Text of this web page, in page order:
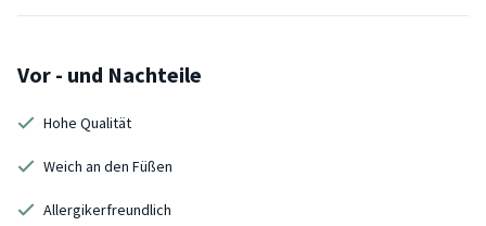
Vor - und Nachteile
Hohe Qualität
Weich an den Füßen
Allergikerfreundlich